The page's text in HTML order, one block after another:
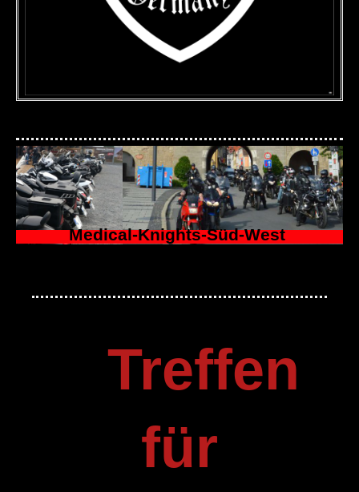
Medical-Knights-Süd-West
Treffen
für